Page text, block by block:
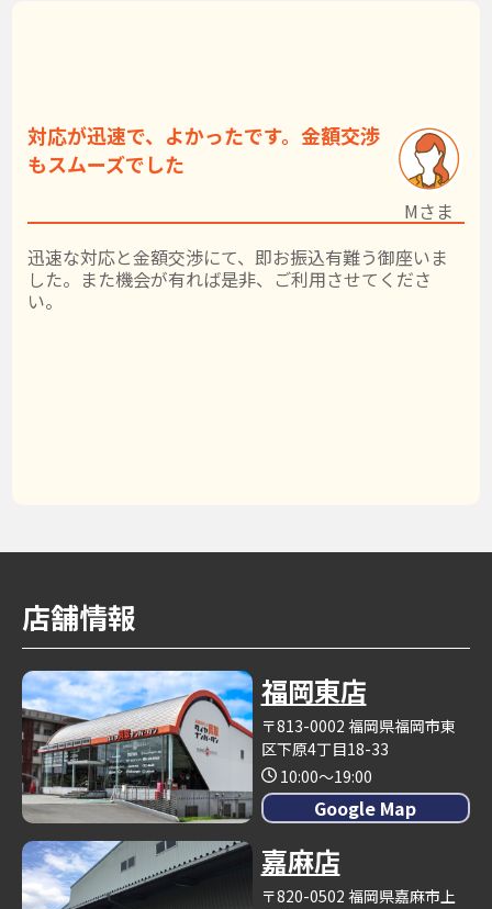
対応が迅速で、よかったです。金額交渉
もスムーズでした
迅速な対応と金額交渉にて、即お振込有難う御座いま
した。また機会が有れば是非、ご利用させてくださ
い。
Mさま
店舗情報
福岡東店
〒813-0002 福岡県福岡市東
区下原4丁目18-33
10:00～19:00
Google Map
嘉麻店
〒820-0502 福岡県嘉麻市上